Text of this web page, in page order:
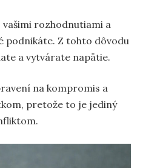
vašimi rozhodnutiami a
podnikáte. Z tohto dôvodu
a vytvárate napätie.
na kompromis a
pretože to je jediný